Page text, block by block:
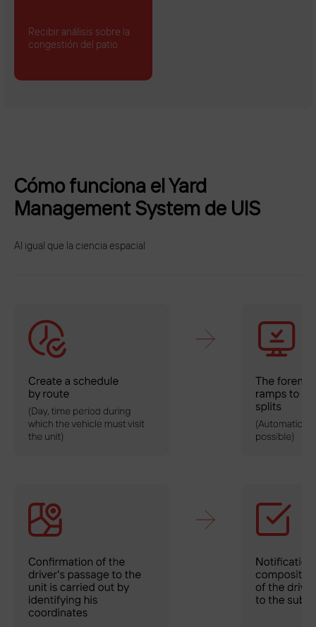
Recibir análisis sobre la
congestión del patio
Cómo funciona el Yard
Management System de UIS
Al igual que la ciencia espacial